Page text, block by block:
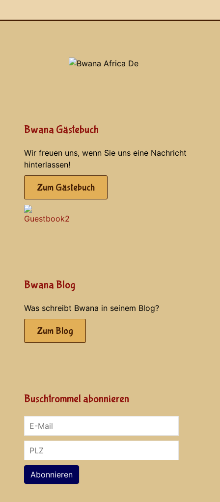
Bwana Gästebuch
Wir freuen uns, wenn Sie uns eine Nachricht
hinterlassen!
Zum Gästebuch
Bwana Blog
Was schreibt Bwana in seinem Blog?
Zum Blog
Buschtrommel abonnieren
Abonnieren